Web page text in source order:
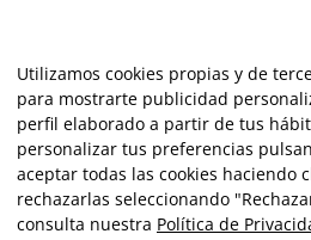
Utilizamos cookies propias y de
para mostrarte publicidad
perfil elaborado a partir de tus
personalizar tus preferencias
aceptar todas las cookies haciendo
rechazarlas seleccionando
consulta nuestra Política de